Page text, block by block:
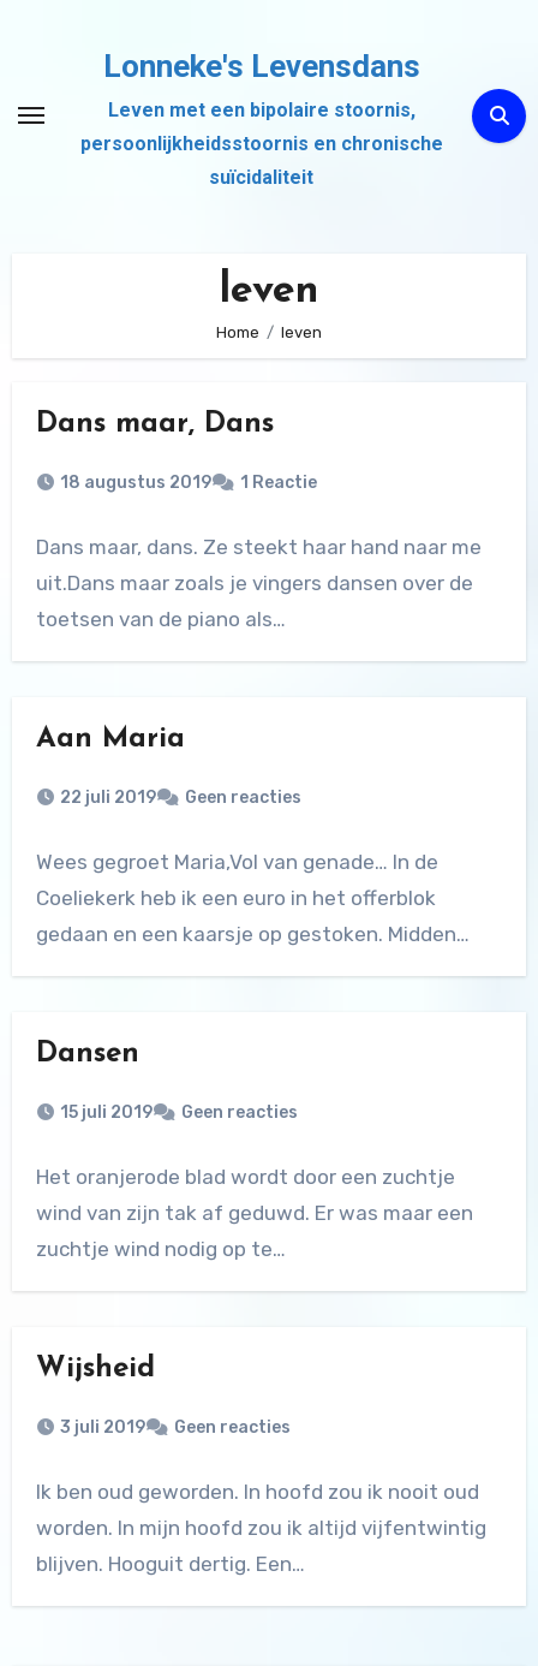
inhoud
Lonneke's Levensdans
Leven met een bipolaire stoornis,
persoonlijkheidsstoornis en chronische
suïcidaliteit
leven
Home leven
Dans maar, Dans
18 augustus 2019 1 Reactie
Dans maar, dans. Ze steekt haar hand naar me
uit.Dans maar zoals je vingers dansen over de
toetsen van de piano als…
Aan Maria
22 juli 2019 Geen reacties
Wees gegroet Maria,Vol van genade… In de
Coeliekerk heb ik een euro in het offerblok
gedaan en een kaarsje op gestoken. Midden…
Dansen
15 juli 2019 Geen reacties
Het oranjerode blad wordt door een zuchtje
wind van zijn tak af geduwd. Er was maar een
zuchtje wind nodig op te…
Wijsheid
3 juli 2019 Geen reacties
Ik ben oud geworden. In hoofd zou ik nooit oud
worden. In mijn hoofd zou ik altijd vijfentwintig
blijven. Hooguit dertig. Een…